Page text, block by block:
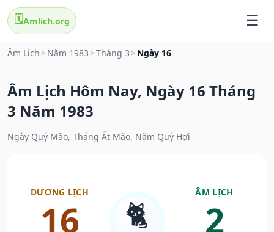
🗓️Amlich.org
Âm Lịch > Năm 1983 >Tháng 3 > Ngày 16
Âm Lịch Hôm Nay, Ngày 16 Tháng
3 Năm 1983
Ngày Quý Mão, Tháng Ất Mão, Năm Quý Hợi
DƯƠNG LỊCH
16 🐈
ÂM LỊCH
2